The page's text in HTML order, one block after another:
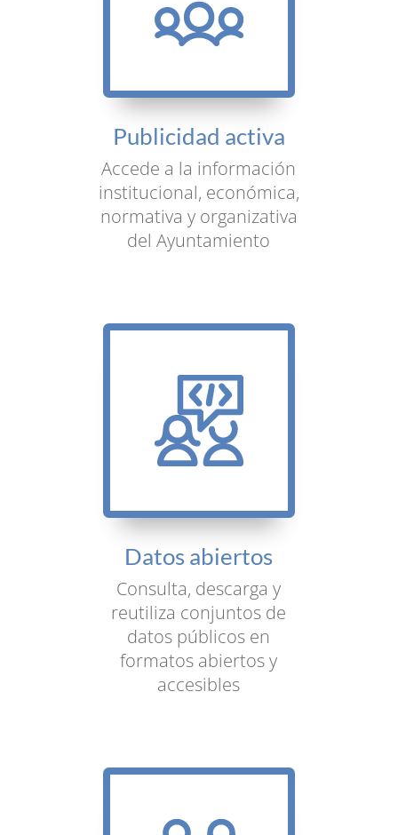
Publicidad activa
Accede a la información
institucional, económica,
normativa y organizativa
del Ayuntamiento
Datos abiertos
Consulta, descarga y
reutiliza conjuntos de
datos públicos en
formatos abiertos y
accesibles